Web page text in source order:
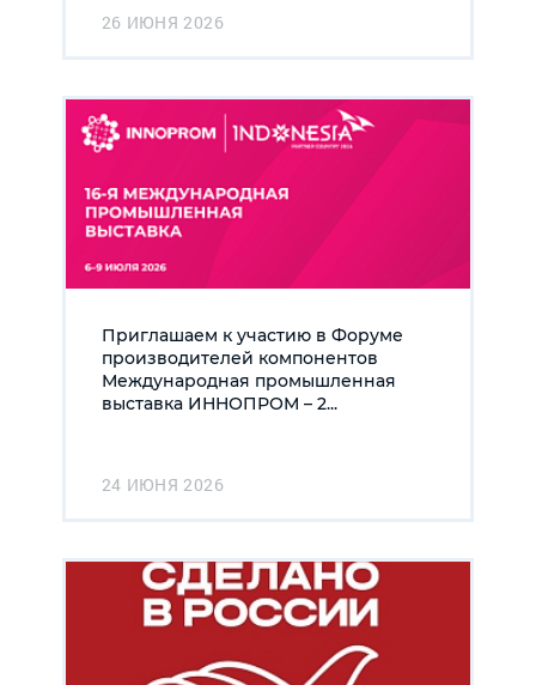
26 ИЮНЯ 2026
Приглашаем к участию в Форуме
производителей компонентов
Международная промышленная
выставка ИННОПРОМ – 2...
24 ИЮНЯ 2026